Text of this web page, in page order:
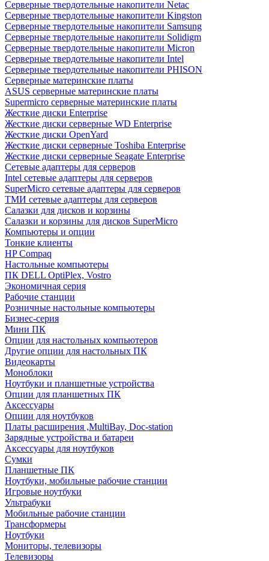
Серверные твердотельные накопители Netac
Cерверные твердотельные накопители Kingston
Cерверные твердотельные накопители Samsung
Cерверные твердотельные накопители Solidigm
Cерверные твердотельные накопители Micron
Cерверные твердотельные накопители Intel
Cерверные твердотельные накопители PHISON
Серверные материнские платы
ASUS серверные материнские платы
Supermicro серверные материнские платы
Жесткие диски Enterprise
Жесткие диски серверные WD Enterprise
Жесткие диски OpenYard
Жесткие диски серверные Toshiba Enterprise
Жесткие диски серверные Seagate Enterprise
Сетевые адаптеры для серверов
Intel сетевые адаптеры для серверов
SuperMicro сетевые адаптеры для серверов
ТМИ сетевые адаптеры для серверов
Салазки для дисков и корзины
Салазки и корзины для дисков SuperMicro
Компьютеры и опции
Тонкие клиенты
HP Compaq
Настольные компьютеры
ПК DELL OptiPlex, Vostro
Экономичная серия
Рабочие станции
Розничные настольные компьютеры
Бизнес-серия
Мини ПК
Опции для настольных компьютеров
Другие опции для настольных ПК
Видеокарты
Моноблоки
Ноутбуки и планшетные устройства
Опции для планшетных ПК
Аксессуары
Опции для ноутбуков
Платы расширения ,MultiBay, Doc-station
Зарядные устройства и батареи
Аксессуары для ноутбуков
Сумки
Планшетные ПК
Ноутбуки, мобильные рабочие станции
Игровые ноутбуки
Ультрабуки
Мобильные рабочие станции
Трансформеры
Ноутбуки
Мониторы, телевизоры
Телевизоры